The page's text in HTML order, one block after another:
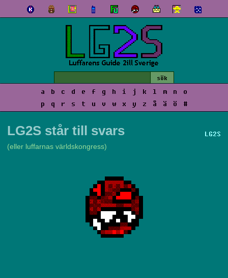
a b c d e f g h i j k l m n
o
p
q r s t u v w x y z å ä ö #
LG2S
LG2S står till svars
(eller luffarnas världskongress)